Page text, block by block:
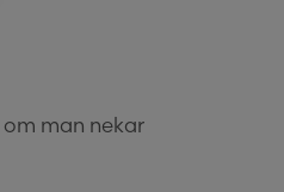
man nekar